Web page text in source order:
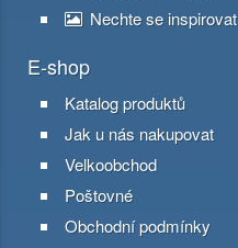
Nechte se inspirovat
E-shop
Katalog produktů
Jak u nás nakupovat
Velkoobchod
Poštovné
Obchodní podmínky